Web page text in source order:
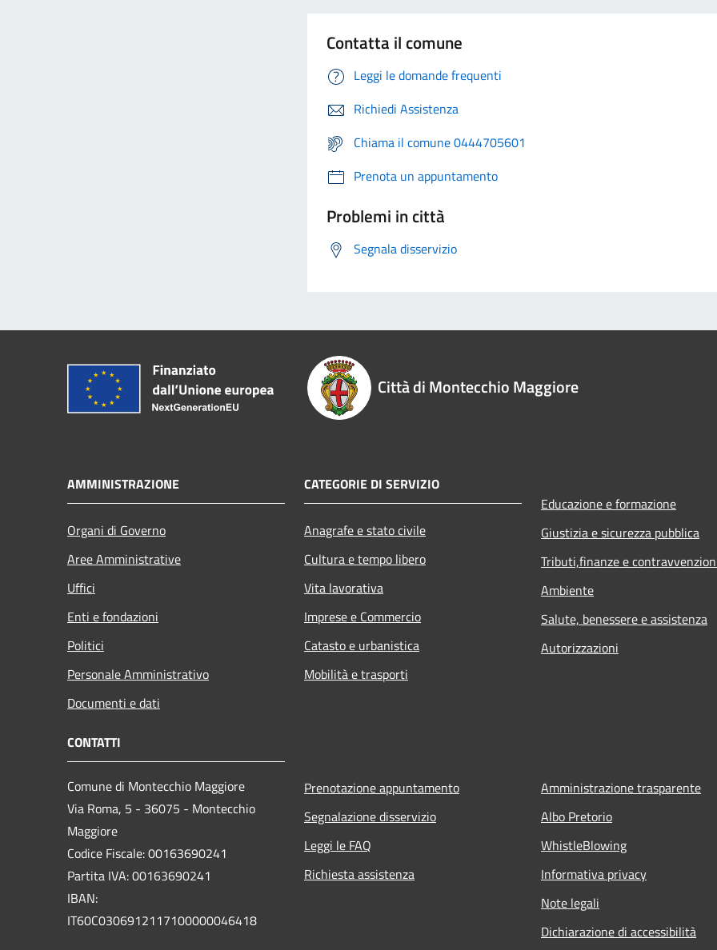
Contatta il comune
Leggi le domande frequenti
Richiedi Assistenza
Chiama il comune 0444705601
Prenota un appuntamento
Problemi in città
Segnala disservizio
Città di Montecchio Maggiore
AMMINISTRAZIONE
Organi di Governo
Aree Amministrative
Uffici
Enti e fondazioni
Politici
Personale Amministrativo
Documenti e dati
CATEGORIE DI SERVIZIO
Anagrafe e stato civile
Cultura e tempo libero
Vita lavorativa
Imprese e Commercio
Catasto e urbanistica
Mobilità e trasporti
Educazione e formazione
Giustizia e sicurezza pubblica
Tributi,finanze e
Ambiente
Salute, benessere e assistenza
Autorizzazioni
CONTATTI
Comune di Montecchio Maggiore
Via Roma, 5 - 36075 - Montecchio
Maggiore
Codice Fiscale: 00163690241
Partita IVA: 00163690241
IBAN:
IT60C0306912117100000046418
Prenotazione appuntamento
Segnalazione disservizio
Leggi le FAQ
Richiesta assistenza
Amministrazione trasparente
Albo Pretorio
WhistleBlowing
Informativa privacy
Note legali
Dichiarazione di accessibilità